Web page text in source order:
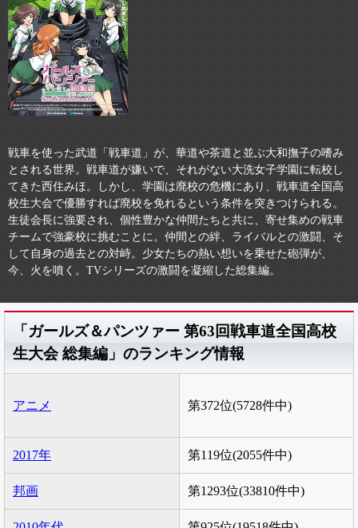
戦車を使った武道「戦車道」が、華道や茶道と並ぶ大和撫子の嗜み
とされる世界。戦車道が嫌いで、それがない大洗女子学園に転校し
てきた西住みほ。しかし、学園は廃校の危機にあり、戦車道全国高
校生大会で優勝すれば廃校を免れるという条件を突きつけられる。
生徒会長に強要され、個性豊かな仲間たちと共に、寄せ集めの戦車
チームで強豪校に挑むことに。仲間との絆、ライバルとの激闘、そ
して自身の過去との対峙。少女たちの熱い想いを乗せた砲弾が、
今、火を噴く。TVシリーズの激闘を凝縮した総集編。
「ガールズ＆パンツァー 第63回戦車道全国高校
生大会 総集編」のランキング情報
アニメ 第372位(5728件中)
2017年 第119位(2055件中)
邦画 第1293位(33810件中)